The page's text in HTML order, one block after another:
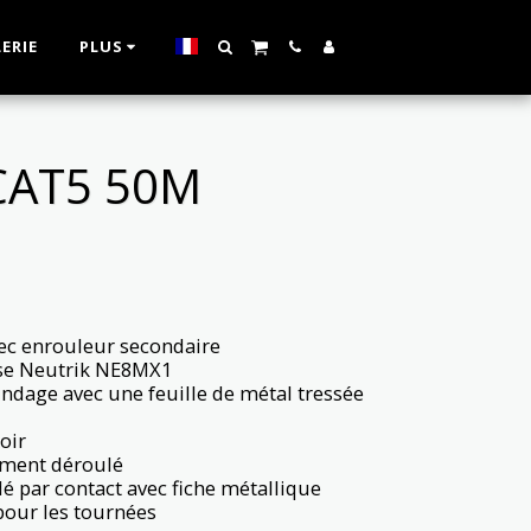
PLUS
50M
enrouleur secondaire
Neutrik NE8MX1
avec une feuille de métal tressée
déroulé
par contact avec fiche métallique
les tournées